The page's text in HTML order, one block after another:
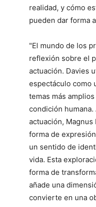
realidad, y cómo
pueden dar forma
"El mundo de los
reflexión sobre el
actuación. Davies
espectáculo como
temas más
condición
actuación,
forma de
un sentido de
vida. Esta
forma de
añade una
convierte en una